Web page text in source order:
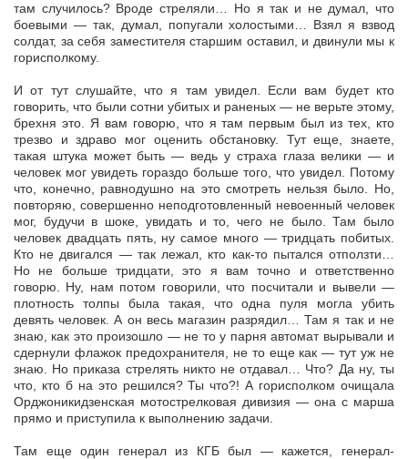
там случилось? Вроде стреляли… Но я так и не думал, что
боевыми — так, думал, попугали холостыми… Взял я взвод
солдат, за себя заместителя старшим оставил, и двинули мы к
горисполкому.
И от тут слушайте, что я там увидел. Если вам будет кто
говорить, что были сотни убитых и раненых — не верьте этому,
брехня это. Я вам говорю, что я там первым был из тех, кто
трезво и здраво мог оценить обстановку. Тут еще, знаете,
такая штука может быть — ведь у страха глаза велики — и
человек мог увидеть гораздо больше того, что увидел. Потому
что, конечно, равнодушно на это смотреть нельзя было. Но,
повторяю, совершенно неподготовленный невоенный человек
мог, будучи в шоке, увидать и то, чего не было. Там было
человек двадцать пять, ну самое много — тридцать побитых.
Кто не двигался — так лежал, кто как-то пытался отползти…
Но не больше тридцати, это я вам точно и ответственно
говорю. Ну, нам потом говорили, что посчитали и вывели —
плотность толпы была такая, что одна пуля могла убить
девять человек. А он весь магазин разрядил… Там я так и не
знаю, как это произошло — не то у парня автомат вырывали и
сдернули флажок предохранителя, не то еще как — тут уж не
знаю. Но приказа стрелять никто не отдавал… Что? Да ну, ты
что, кто б на это решился? Ты что?! А горисполком очищала
Орджоникидзенская мотострелковая дивизия — она с марша
прямо и приступила к выполнению задачи.
Там еще один генерал из КГБ был — кажется, генерал-